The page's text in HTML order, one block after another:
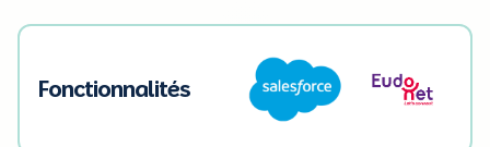
Fonctionnalités